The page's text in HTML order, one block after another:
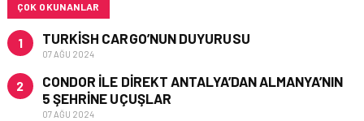
ÇOK OKUNANLAR
1 TURKISH CARGO’NUN DUYURUSU
07 AĞU 2024
2
CONDOR ILE DIREKT ANTALYA’DAN ALMANYA’NIN
5 ŞEHRINE UÇUŞLAR
07 AĞU 2024